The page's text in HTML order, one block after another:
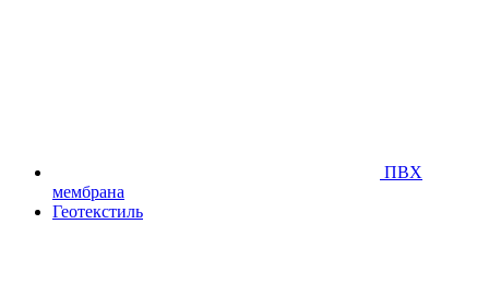
ПВХ
мембрана
Геотекстиль